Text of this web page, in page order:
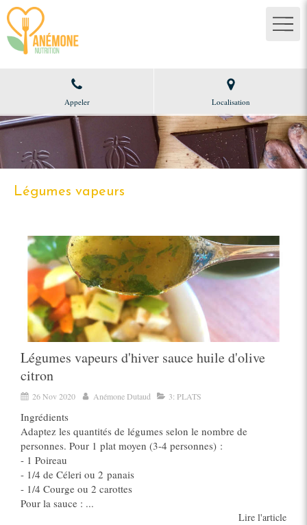
Appeler Localisation
Légumes vapeurs
Légumes vapeurs d'hiver sauce huile d'olive
citron
26 Nov 2020 Anémone Dutaud 3: PLATS
Ingrédients
Adaptez les quantités de légumes selon le nombre de
personnes. Pour 1 plat moyen (3-4 personnes) :
- 1 Poireau
- 1/4 de Céleri ou 2 panais
- 1/4 Courge ou 2 carottes
Pour la sauce : ...
Lire l'article